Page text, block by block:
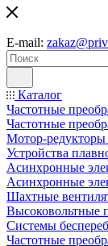
E-mail:
Каталог
Частотные
Частотные
Мотор-
Устройства
Асинхронные
Асинхронные
Шахтные
Высоковольтные
Системы
Частотные